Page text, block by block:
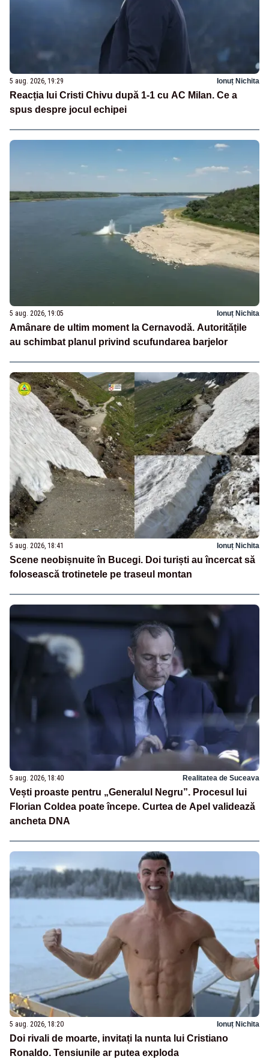
5 aug. 2026, 19:29 Ionuț Nichita
Reacția lui Cristi Chivu după 1-1 cu AC Milan. Ce a
spus despre jocul echipei
5 aug. 2026, 19:05 Ionuț Nichita
Amânare de ultim moment la Cernavodă. Autoritățile
au schimbat planul privind scufundarea barjelor
5 aug. 2026, 18:41 Ionuț Nichita
Scene neobișnuite în Bucegi. Doi turiști au încercat să
folosească trotinetele pe traseul montan
5 aug. 2026, 18:40 Realitatea de Suceava
Vești proaste pentru „Generalul Negru”. Procesul lui
Florian Coldea poate începe. Curtea de Apel validează
ancheta DNA
5 aug. 2026, 18:20 Ionuț Nichita
Doi rivali de moarte, invitați la nunta lui Cristiano
Ronaldo. Tensiunile ar putea exploda